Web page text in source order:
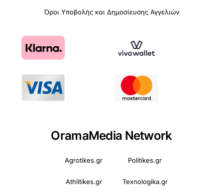
Όροι Υποβολής και Δημοσίευσης Αγγελιών
OramaMedia Network
Agrotikes.gr Politikes.gr
Athlitikes.gr Texnologika.gr